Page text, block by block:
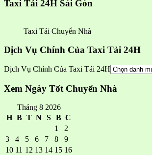
Taxi Tải 24H Sài Gòn
Taxi Tải Chuyển Nhà
Dịch Vụ Chính Của Taxi Tải 24H
Dịch Vụ Chính Của Taxi Tải 24H
Xem Ngày Tốt Chuyển Nhà
Tháng 8 2026
H B T N S B C
1
2
3
4 5 6 7 8
9
10 11 12 13 14 15 16